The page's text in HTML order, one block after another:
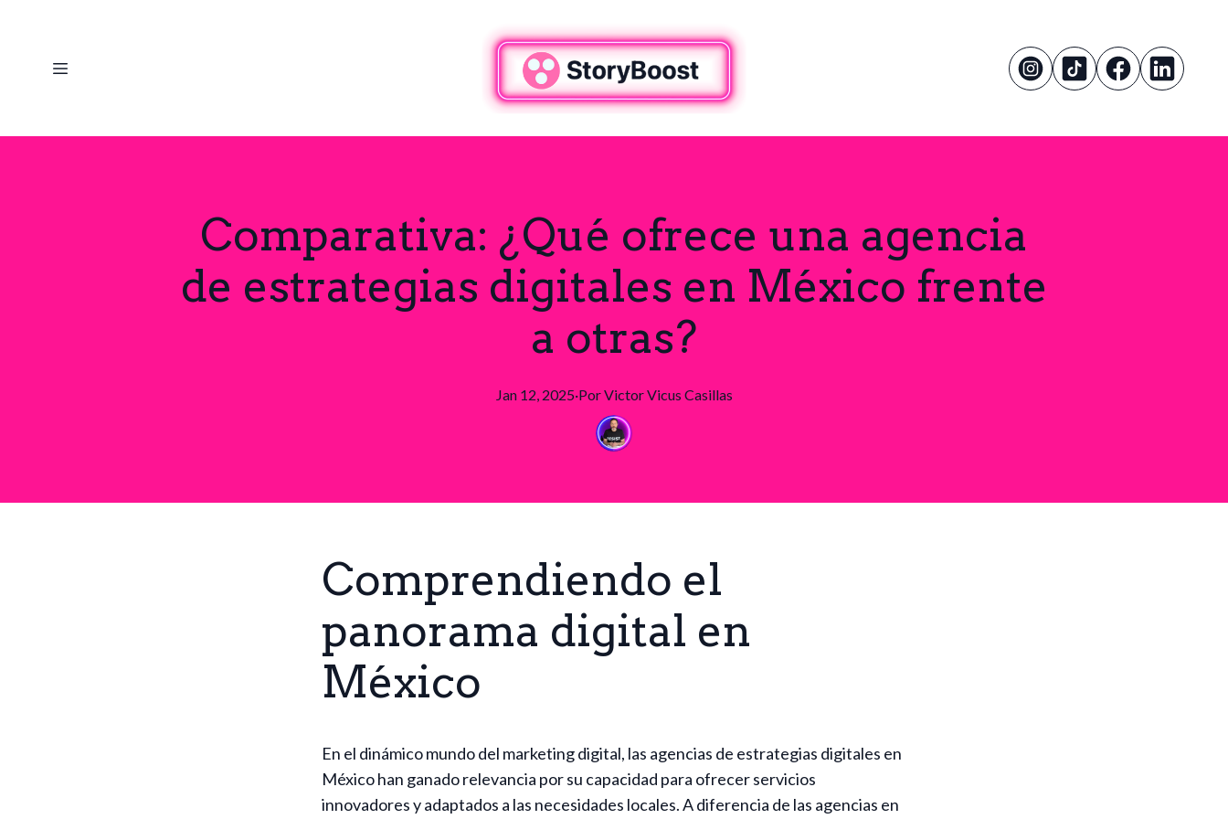
Comparativa: ¿Qué ofrece una agencia
de estrategias digitales en México frente
a otras?
Jan 12, 2025·PorVictor Vicus Casillas
Comprendiendo el
panorama digital en
México
En el dinámico mundo del marketing digital, las agencias de estrategias digitales en
México han ganado relevancia por su capacidad para ofrecer servicios
innovadores y adaptados a las necesidades locales. A diferencia de las agencias en